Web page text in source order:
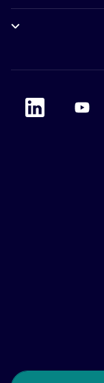
Accor
Accor Youtube
Linkedin